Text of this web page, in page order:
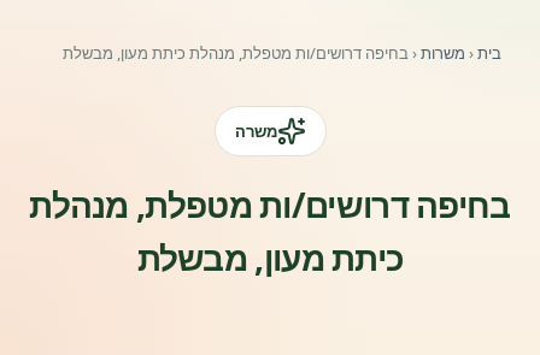
השתלמויות וקורסים לגננות ולצוותי חינוך | גיל הרך 0-6
חנות עזרים ומוצרים
בית‹ משרות‹בחיפה דרושים/ות מטפלת, מנהלת כיתת מעון, מבשלת
משרה
בחיפה דרושים/ות מטפלת, מנהלת
כיתת מעון, מבשלת